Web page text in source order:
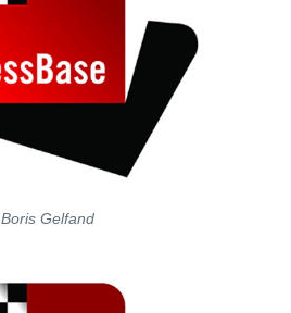
Boris Gelfand